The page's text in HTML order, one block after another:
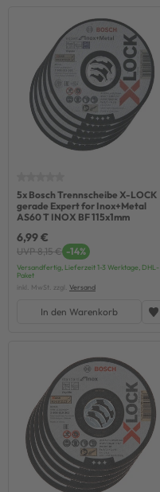
5x Bosch Trennscheibe X-LOCK
gerade Expert for Inox+Metal
AS60 T INOX BF 115x1mm
6,99 €
UVP 8,15 € -14%
Versandfertig, Lieferzeit 1-3 Werktage, DHL-
Paket
inkl. MwSt. zzgl. Versand
In den Warenkorb